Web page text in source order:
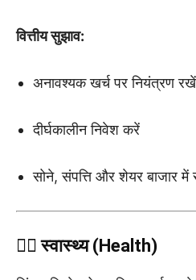
वित्तीय सुझाव:
अनावश्यक खर्च पर नियंत्रण रखें
दीर्घकालीन निवेश करें
सोने, संपत्ति और शेयर बाजार में
🧘‍♀️स्वास्थ्य (Health)